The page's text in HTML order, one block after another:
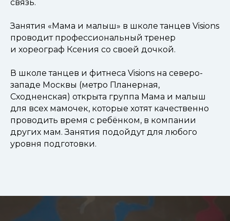
связь.
Занятия «Мама и малыш» в школе танцев Visions
проводит профессиональный тренер
и хореограф Ксения со своей дочкой.
В школе танцев и фитнеса Visions на северо-
западе Москвы (метро Планерная,
Сходненская) открыта группа Мама и малыш
для всех мамочек, которые хотят качественно
проводить время с ребёнком, в компании
других мам. Занятия подойдут для любого
уровня подготовки.